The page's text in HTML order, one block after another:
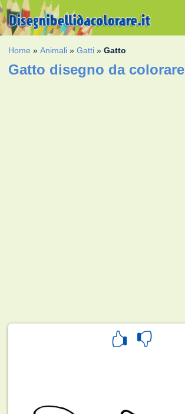
Home »Animali »Gatti »Gatto
Gatto disegno da colorare